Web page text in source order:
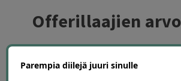
Offerillaajien
4.1
Parempia diilejä juuri sinulle